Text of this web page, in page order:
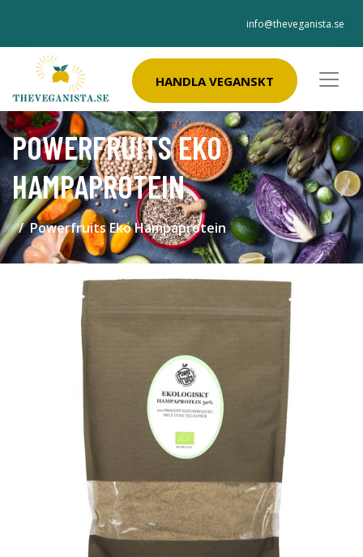
info@theveganista.se
HANDLA VEGANSKT
POWERFRUITS EKO
HAMPAPROTEIN
Powerfruits Eko Hampaprotein